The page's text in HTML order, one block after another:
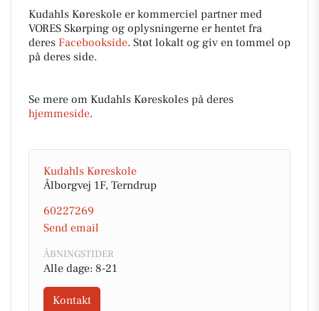
Kudahls Køreskole er kommerciel partner med
VORES Skørping og oplysningerne er hentet fra
deres Facebookside. Støt lokalt og giv en tommel op
på deres side.
Se mere om Kudahls Køreskoles på deres
hjemmeside.
Kudahls Køreskole
Ålborgvej 1F, Terndrup
60227269
Send email
ÅBNINGSTIDER
Alle dage: 8-21
Kontakt